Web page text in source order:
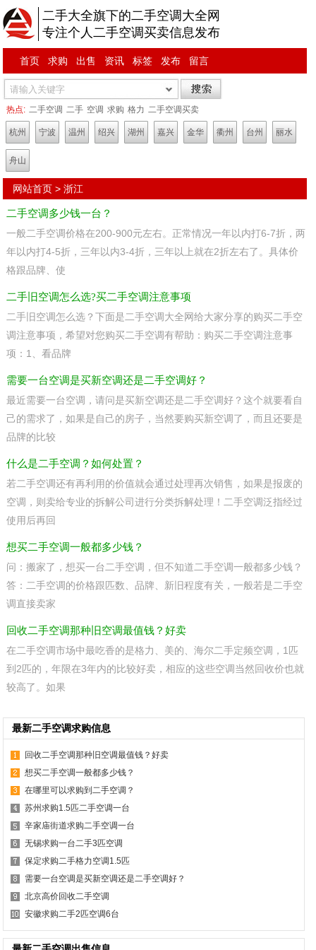
二手大全旗下的二手空调大全网
专注个人二手空调买卖信息发布
首页 求购 出售 资讯 标签 发布 留言
热点: 二手空调 二手 空调 求购 格力 二手空调买卖
杭州 宁波 温州 绍兴 湖州 嘉兴 金华 衢州 台州 丽水
舟山
网站首页 >浙江
二手空调多少钱一台？
一般二手空调价格在200-900元左右。正常情况一年以内打6-7折，两
年以内打4-5折，三年以内3-4折，三年以上就在2折左右了。具体价
格跟品牌、使
二手旧空调怎么选?买二手空调注意事项
二手旧空调怎么选？下面是二手空调大全网给大家分享的购买二手空
调注意事项，希望对您购买二手空调有帮助：购买二手空调注意事
项：1、看品牌
需要一台空调是买新空调还是二手空调好？
最近需要一台空调，请问是买新空调还是二手空调好？这个就要看自
己的需求了，如果是自己的房子，当然要购买新空调了，而且还要是
品牌的比较
什么是二手空调？如何处置？
若二手空调还有再利用的价值就会通过处理再次销售，如果是报废的
空调，则卖给专业的拆解公司进行分类拆解处理！二手空调泛指经过
使用后再回
想买二手空调一般都多少钱？
问：搬家了，想买一台二手空调，但不知道二手空调一般都多少钱？
答：二手空调的价格跟匹数、品牌、新旧程度有关，一般若是二手空
调直接卖家
回收二手空调那种旧空调最值钱？好卖
在二手空调市场中最吃香的是格力、美的、海尔二手定频空调，1匹
到2匹的，年限在3年内的比较好卖，相应的这些空调当然回收价也就
较高了。如果
最新二手空调求购信息
回收二手空调那种旧空调最值钱？好卖
想买二手空调一般都多少钱？
在哪里可以求购到二手空调？
苏州求购1.5匹二手空调一台
辛家庙街道求购二手空调一台
无锡求购一台二手3匹空调
保定求购二手格力空调1.5匹
需要一台空调是买新空调还是二手空调好？
北京高价回收二手空调
安徽求购二手2匹空调6台